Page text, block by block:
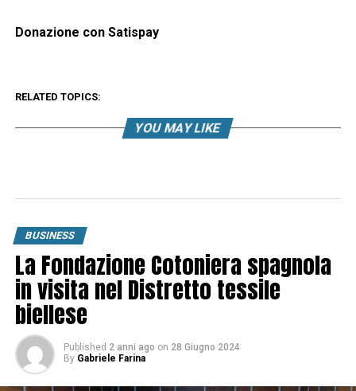
Donazione con Satispay
RELATED TOPICS:
YOU MAY LIKE
BUSINESS
La Fondazione Cotoniera spagnola
in visita nel Distretto tessile
biellese
Published 2 anni ago on 28 Giugno 2024
By Gabriele Farina